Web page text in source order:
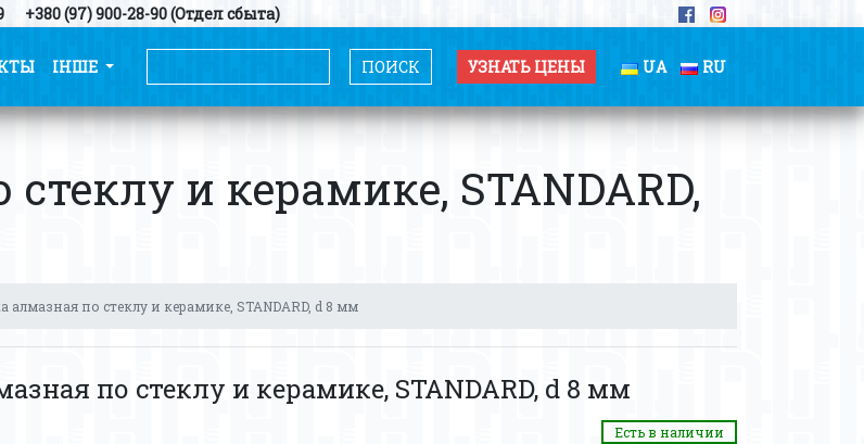
+380 (97) 900-28-90 (Отдел сбыта)
ІНШЕ УЗНАТЬ ЦЕНЫ UA RU
и керамике, STANDARD,
алмазная по стеклу и керамике, STANDARD, d 8 мм
по стеклу и керамике, STANDARD, d 8 мм
Есть в наличии